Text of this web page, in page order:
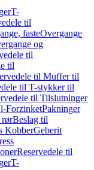
T-
til
fasteOvergange
og
til
til
til Muffer til
til T-stykker til
til Tilslutninger
ForzinketPakninger
rørBeslag til
KobberGeberit
Reservedele til
T-